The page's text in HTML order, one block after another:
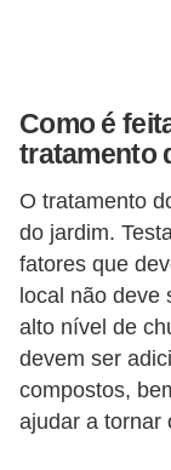
Como é
tratamento
O tratamento
do jardim.
fatores que
local não deve
alto nível de
devem ser
compostos,
ajudar a tornar
o
s
S
í
n
d
i
c
o